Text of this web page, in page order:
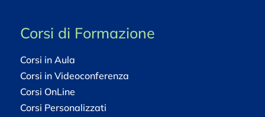
Corsi di Formazione
Corsi in Aula
Corsi in Videoconferenza
Corsi OnLine
Corsi Personalizzati